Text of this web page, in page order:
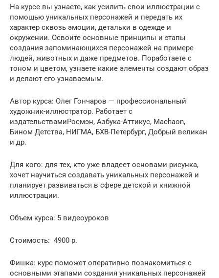
На курсе вы узнаете, как усилить свои иллюстрации с
помощью уникальных персонажей и передать их
характер сквозь эмоции, детальки в одежде и
окружении. Освоите основные принципы и этапы
создания запоминающихся персонажей на примере
людей, животных и даже предметов. Поработаете с
тоном и цветом, узнаете какие элементы создают образ
и делают его узнаваемым.
Автор курса: Олег Гончаров — профессиональный
художник-иллюстратор. Работает с
издательствамиРосмэн, Азбука-Аттикус, Machaon,
Бином Детства, НИГМА, БХВ-Петербург, Добрый великан
и др.
Для кого: для тех, кто уже владеет основами рисунка,
хочет научиться создавать уникальных персонажей и
планирует развиваться в сфере детской и книжной
иллюстрации.
Объем курса: 5 видеоуроков
Стоимость: 4900 р.
Фишка: курс поможет оперативно познакомиться с
основными этапами создания уникальных персонажей